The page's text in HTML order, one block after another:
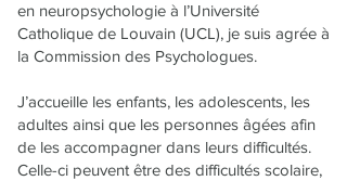
en neuropsychologie à l’Université
Catholique de Louvain (UCL), je suis agrée à
la Commission des Psychologues.
J’accueille les enfants, les adolescents, les
adultes ainsi que les personnes âgées afin
de les accompagner dans leurs difficultés.
Celle-ci peuvent être des difficultés scolaire,